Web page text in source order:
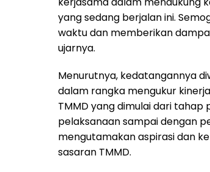
yang sedang berjalan ini.
waktu dan memberikan
ujarnya.
Menurutnya, kedatangannya
dalam rangka mengukur
TMMD yang dimulai dari
pelaksanaan sampai dengan
mengutamakan aspirasi dan
sasaran TMMD.